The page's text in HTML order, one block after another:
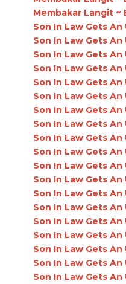
Membakar Langit ~
Son In Law Gets
Son In Law Gets
Son In Law Gets
Son In Law Gets
Son In Law Gets
Son In Law Gets
Son In Law Gets
Son In Law Gets
Son In Law Gets An
Son In Law Gets An
Son In Law Gets
Son In Law Gets
Son In Law Gets
Son In Law Gets
Son In Law Gets
Son In Law Gets
Son In Law Gets
Son In Law Gets
Son In Law Gets